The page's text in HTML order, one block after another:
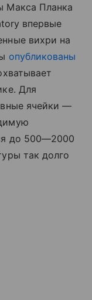
Макса Планка
впервые
вихри на
опубликованы
Для
ячейки —
до 500—2000
так долго